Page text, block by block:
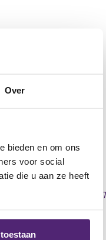
Over
bieden en om ons
voor social
die u aan ze heeft
Arthroscopy: